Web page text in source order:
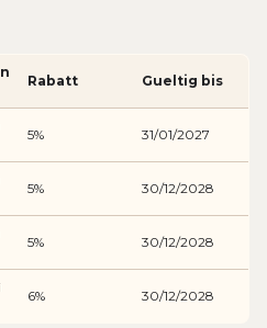
Rabatt Gueltig bis
5% 31/01/2027
5% 30/12/2028
5% 30/12/2028
6% 30/12/2028